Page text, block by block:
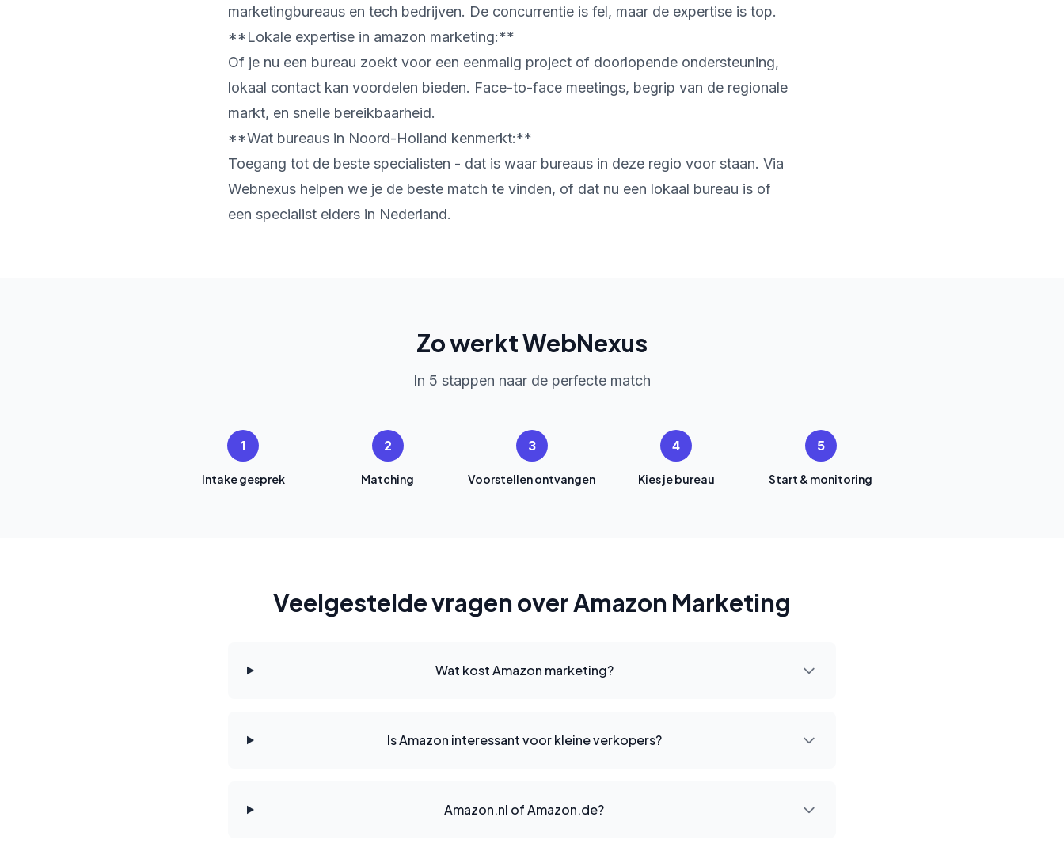
marketingbureaus en tech bedrijven. De concurrentie is fel, maar de expertise is top.
**Lokale expertise in amazon marketing:**
Of je nu een bureau zoekt voor een eenmalig project of doorlopende ondersteuning,
lokaal contact kan voordelen bieden. Face-to-face meetings, begrip van de regionale
markt, en snelle bereikbaarheid.
**Wat bureaus in Noord-Holland kenmerkt:**
Toegang tot de beste specialisten - dat is waar bureaus in deze regio voor staan. Via
Webnexus helpen we je de beste match te vinden, of dat nu een lokaal bureau is of
een specialist elders in Nederland.
Zo werkt WebNexus
In 5 stappen naar de perfecte match
1
Intake gesprek
2
Matching
3
Voorstellen ontvangen
4
Kies je bureau
5
Start & monitoring
Veelgestelde vragen over Amazon Marketing
Wat kost Amazon marketing?
Is Amazon interessant voor kleine verkopers?
Amazon.nl of Amazon.de?